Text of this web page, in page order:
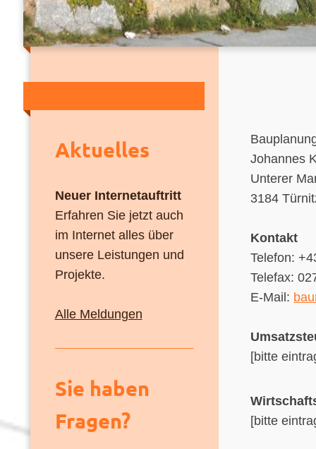
Johannes
Unterer
3184
Kontakt
Telefon:
Telefax:
E-Mail:
[bitte
[bitte
Aktuelles
Neuer Internetauftritt
Erfahren Sie jetzt auch
im Internet alles über
unsere Leistungen und
Projekte.
Alle Meldungen
Sie haben
Fragen?